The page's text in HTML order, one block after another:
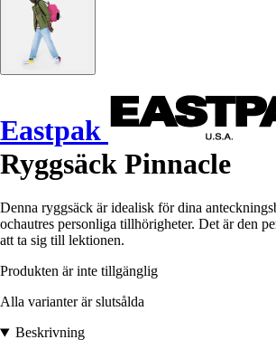
Eastpak
Ryggsäck Pinnacle
Denna ryggsäck är idealisk för dina
ochautres personliga tillhörigheter. Det är den
att ta sig till lektionen.
Produkten är inte tillgänglig
Alla varianter är slutsålda
Beskrivning